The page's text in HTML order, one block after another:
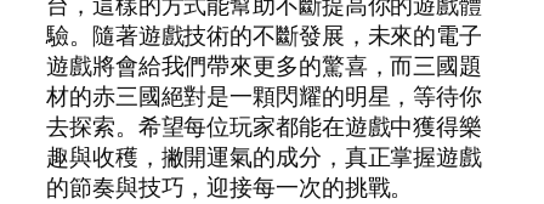
驗。隨著遊戲技術的不斷發展，未來的電子
遊戲將會給我們帶來更多的驚喜，而三國題
材的赤三國絕對是一顆閃耀的明星，等待你
去探索。希望每位玩家都能在遊戲中獲得樂
趣與收穫，撇開運氣的成分，真正掌握遊戲
的節奏與技巧，迎接每一次的挑戰。